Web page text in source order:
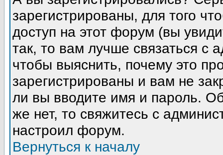
зарегистрированы, для того
доступ на этот форум (вы
так, то вам лучше связаться с
чтобы выяснить, почему это
зарегистрированы и вам не
ли вы вводите имя и пароль.
же нет, то свяжитесь с
настроил форум.
Вернуться к началу